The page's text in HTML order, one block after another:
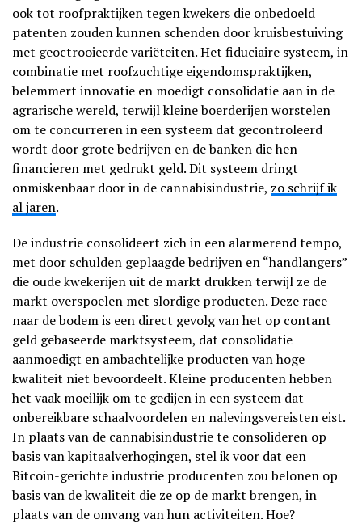
ook tot roofpraktijken tegen kwekers die onbedoeld
patenten zouden kunnen schenden door kruisbestuiving
met geoctrooieerde variëteiten. Het fiduciaire systeem, in
combinatie met roofzuchtige eigendomspraktijken,
belemmert innovatie en moedigt consolidatie aan in de
agrarische wereld, terwijl kleine boerderijen worstelen
om te concurreren in een systeem dat gecontroleerd
wordt door grote bedrijven en de banken die hen
financieren met gedrukt geld. Dit systeem dringt
onmiskenbaar door in de cannabisindustrie, zo schrijf ik
al jaren.
De industrie consolideert zich in een alarmerend tempo,
met door schulden geplaagde bedrijven en “handlangers”
die oude kwekerijen uit de markt drukken terwijl ze de
markt overspoelen met slordige producten. Deze race
naar de bodem is een direct gevolg van het op contant
geld gebaseerde marktsysteem, dat consolidatie
aanmoedigt en ambachtelijke producten van hoge
kwaliteit niet bevoordeelt. Kleine producenten hebben
het vaak moeilijk om te gedijen in een systeem dat
onbereikbare schaalvoordelen en nalevingsvereisten eist.
In plaats van de cannabisindustrie te consolideren op
basis van kapitaalverhogingen, stel ik voor dat een
Bitcoin-gerichte industrie producenten zou belonen op
basis van de kwaliteit die ze op de markt brengen, in
plaats van de omvang van hun activiteiten. Hoe?